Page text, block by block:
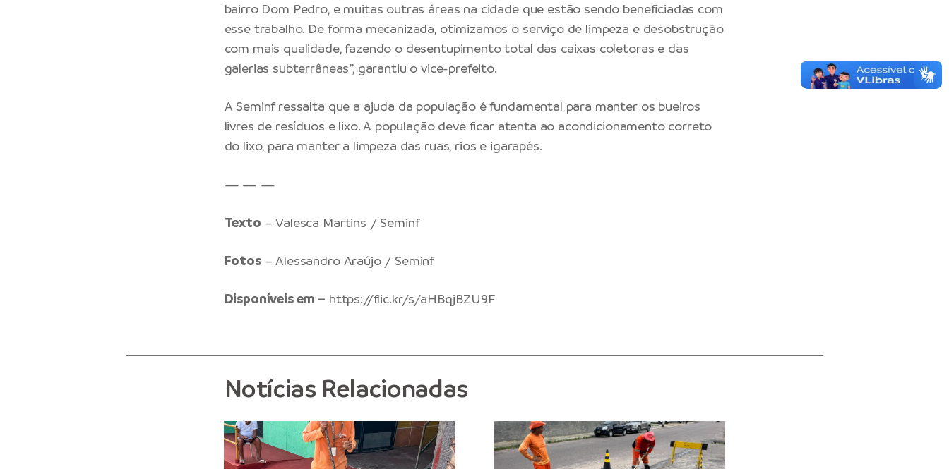
bairro Dom Pedro, e muitas outras áreas na cidade que estão sendo beneficiadas com
esse trabalho. De forma mecanizada, otimizamos o serviço de limpeza e desobstrução
com mais qualidade, fazendo o desentupimento total das caixas coletoras e das
galerias subterrâneas”, garantiu o vice-prefeito.
A Seminf ressalta que a ajuda da população é fundamental para manter os bueiros
livres de resíduos e lixo. A população deve ficar atenta ao acondicionamento correto
do lixo, para manter a limpeza das ruas, rios e igarapés.
— — —
Texto – Valesca Martins / Seminf
Fotos– Alessandro Araújo / Seminf
Disponíveis em – https://flic.kr/s/aHBqjBZU9F
Notícias Relacionadas